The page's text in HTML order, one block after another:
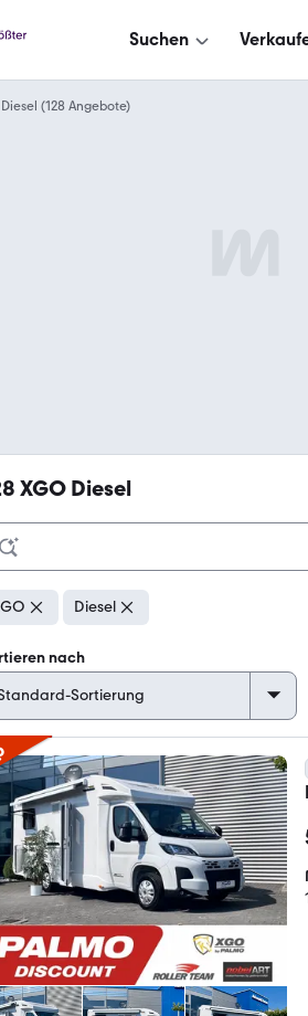
Suchen
Diesel (128 Angebote)
XGO Diesel
Diesel
nach